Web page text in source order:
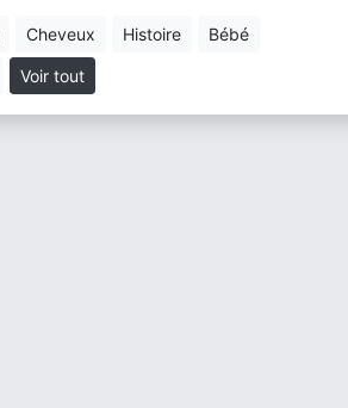
cheveux histoire bébé
Voir tout